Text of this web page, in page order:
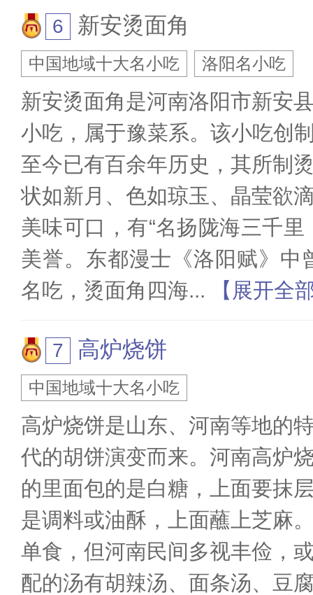
新安烫面角
中国地域十大名小吃 洛阳名小吃
新安烫面角是河南洛阳市新安
小吃，属于豫菜系。该小吃创
至今已有百余年历史，其所制
状如新月、色如琼玉、晶莹欲
美味可口，有“名扬陇海三千里
美誉。东都漫士《洛阳赋》中
名吃，烫面角四海... 【展开全
高炉烧饼
中国地域十大名小吃
高炉烧饼是山东、河南等地的
代的胡饼演变而来。河南高炉
的里面包的是白糖，上面要抹
是调料或油酥，上面蘸上芝麻
单食，但河南民间多视丰俭，
配的汤有胡辣汤、面条汤、豆